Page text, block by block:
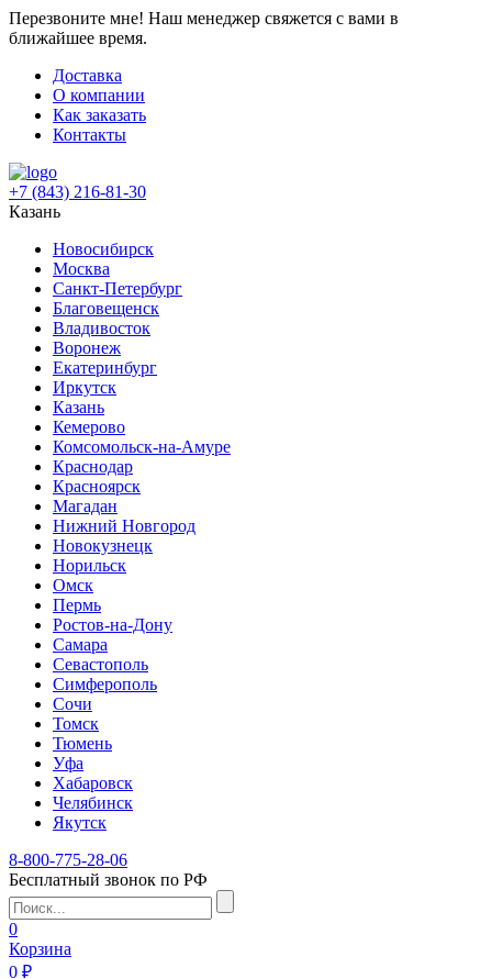
Перезвоните мне! Наш менеджер свяжется с вами в
ближайшее время.
Доставка
О компании
Как заказать
Контакты
+7 (843) 216-81-30
Казань
Новосибирск
Москва
Санкт-Петербург
Благовещенск
Владивосток
Воронеж
Екатеринбург
Иркутск
Казань
Кемерово
Комсомольск-на-Амуре
Краснодар
Красноярск
Магадан
Нижний Новгород
Новокузнецк
Норильск
Омск
Пермь
Ростов-на-Дону
Самара
Севастополь
Симферополь
Сочи
Томск
Тюмень
Уфа
Хабаровск
Челябинск
Якутск
8-800-775-28-06
Бесплатный звонок по РФ
0
Корзина
0 ₽